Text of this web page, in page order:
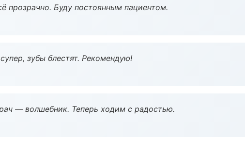
прозрачно. Буду постоянным пациентом.
зубы блестят. Рекомендую!
— волшебник. Теперь ходим с радостью.